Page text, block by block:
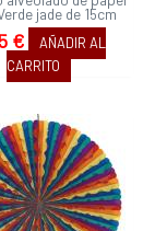
jade de 15cm
€
AÑADIR AL
CARRITO